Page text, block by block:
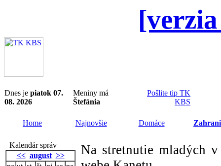
Dnes je piatok 07.
08. 2026
Meniny má
Štefánia
Pošlite tip TK
KBS
Home Najnovšie Domáce
Kalendár správ
<< august >>
Na stretnutie mladých